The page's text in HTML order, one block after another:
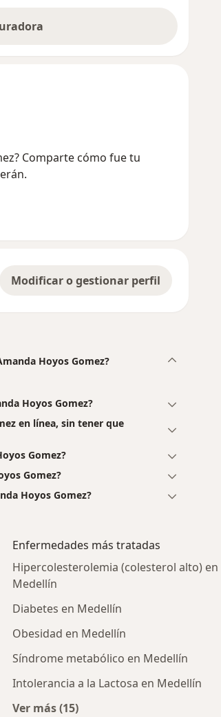
Comparte cómo fue tu
Modificar o gestionar perfil
Hoyos Gomez?
Hoyos Gomez?
en línea, sin tener que
Gomez?
Gomez?
Hoyos Gomez?
Enfermedades más tratadas
Hipercolesterolemia (colesterol alto) en
Medellín
Diabetes en Medellín
Obesidad en Medellín
Síndrome metabólico en Medellín
Intolerancia a la Lactosa en Medellín
Ver más (15)